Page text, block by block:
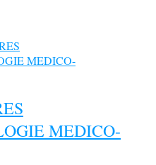
MEDICO-